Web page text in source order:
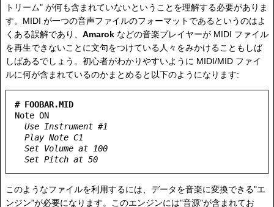
トリーム" が何も含まれていないということを理解する必要がありま
す。MIDI が一つの音声ファイルのフォーマットであるというのはよ
くある誤解であり、 Amarok などの音楽プレイヤーが MIDI ファイル
を再生できないことに文句をつけている人々をみかけることもしば
しばあるでしょう。初心者がわかりやすいように MIDI/MID ファイ
ルに何が含まれているのかまとめると以下のようになります:
# FOOBAR.MID
Note ON
Use Instrument #1
Play Note C1
Set Volume at 100
Set Pitch at 50
このようなファイルを利用するには、データを音楽に変換できる"エ
ンジン"が必要になります。このエンジンには"音源"が含まれてお